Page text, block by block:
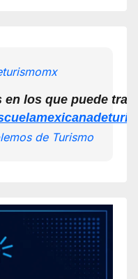
en los que puede
de Turismo